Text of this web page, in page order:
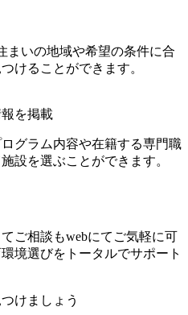
まいの地域や希望の条件に合
けることができます。
を掲載
グラム内容や在籍する専門職
設を選ぶことができます。
ご相談もwebにてご気軽に可
境選びをトータルでサポート
けましょう